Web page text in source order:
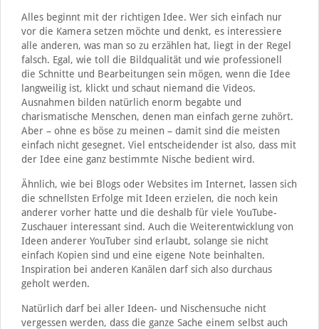
Alles beginnt mit der richtigen Idee. Wer sich einfach nur
vor die Kamera setzen möchte und denkt, es interessiere
alle anderen, was man so zu erzählen hat, liegt in der Regel
falsch. Egal, wie toll die Bildqualität und wie professionell
die Schnitte und Bearbeitungen sein mögen, wenn die Idee
langweilig ist, klickt und schaut niemand die Videos.
Ausnahmen bilden natürlich enorm begabte und
charismatische Menschen, denen man einfach gerne zuhört.
Aber – ohne es böse zu meinen – damit sind die meisten
einfach nicht gesegnet. Viel entscheidender ist also, dass mit
der Idee eine ganz bestimmte Nische bedient wird.
Ähnlich, wie bei Blogs oder Websites im Internet, lassen sich
die schnellsten Erfolge mit Ideen erzielen, die noch kein
anderer vorher hatte und die deshalb für viele YouTube-
Zuschauer interessant sind. Auch die Weiterentwicklung von
Ideen anderer YouTuber sind erlaubt, solange sie nicht
einfach Kopien sind und eine eigene Note beinhalten.
Inspiration bei anderen Kanälen darf sich also durchaus
geholt werden.
Natürlich darf bei aller Ideen- und Nischensuche nicht
vergessen werden, dass die ganze Sache einem selbst auch